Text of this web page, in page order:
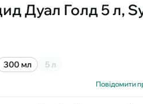
Дуал Голд 5 л,
300 мл 5 л
Повідомити